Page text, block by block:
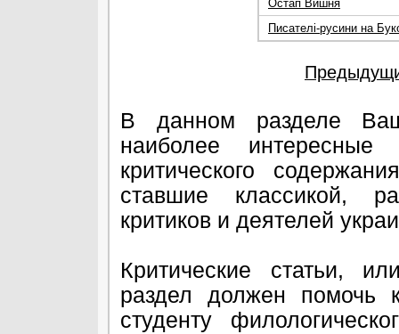
Остап Вишня
Писателі-русини на
В данном разделе
наиболее интересные
критического
ставшие классикой,
критиков и деятелей
Критические статьи,
раздел должен помочь
студенту